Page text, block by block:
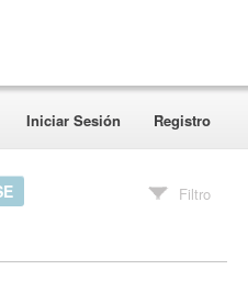
Iniciar Sesión Registro
Filtro